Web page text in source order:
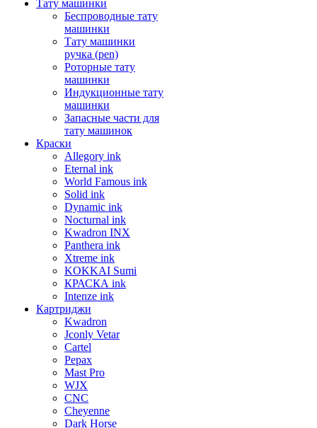
Тату машинки
Беспроводные тату
машинки
Тату машинки
ручка (pen)
Роторные тату
машинки
Индукционные тату
машинки
Запасные части для
тату машинок
Краски
Allegory ink
Eternal ink
World Famous ink
Solid ink
Dynamic ink
Nocturnal ink
Kwadron INX
Panthera ink
Xtreme ink
KOKKAI Sumi
КРАСКА ink
Intenze ink
Картриджи
Kwadron
Jconly Vetar
Cartel
Pepax
Mast Pro
WJX
CNC
Cheyenne
Dark Horse